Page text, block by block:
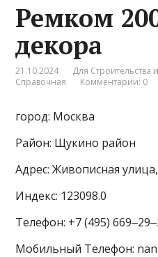
Ремком
декора
21.10.2024 Для Строительства
Справочная
Комментарии: 0
город: Москва
Район: Щукино район
Адрес: Живописная
Индекс: 123098.0
Телефон: +7 (495)
Мобильный Телефон: nan